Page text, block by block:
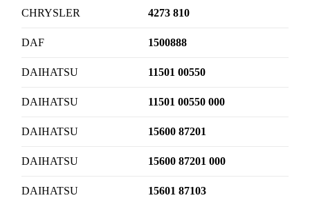
CHRYSLER 4273 810
DAF 1500888
DAIHATSU 11501 00550
DAIHATSU 11501 00550 000
DAIHATSU 15600 87201
DAIHATSU 15600 87201 000
DAIHATSU 15601 87103